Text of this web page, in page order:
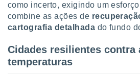
os
de
de dados
fontes,
e melhorar
como incerto, exigindo um
combine as ações de
cartografia detalhada do fundo
Cidades resilientes contra
temperaturas